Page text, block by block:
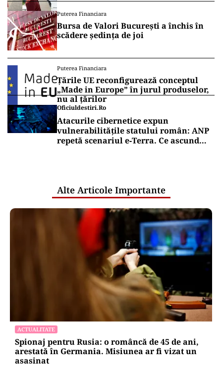
Puterea Financiara
Bursa de Valori București a închis în
scădere ședința de joi
Puterea Financiara
Țările UE reconfigurează conceptul
„Made in Europe” în jurul produselor,
nu al țărilor
Oficiuldestiri.ro
Atacurile cibernetice expun
vulnerabilitățile statului român: ANP
repetă scenariul e‑Terra. Ce ascund
Alte Articole Importante
ACTUALITATE
Spionaj pentru Rusia: o româncă de 45 de ani,
arestată în Germania. Misiunea ar fi vizat un
asasinat